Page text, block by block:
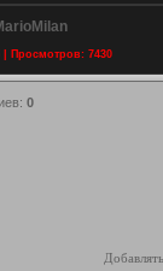
| Просмотров: 7430
: 0